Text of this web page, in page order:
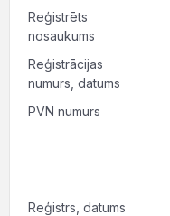
Reģistrēts
nosaukums
Reģistrācijas
numurs, datums
PVN numurs
Reģistrs, datums